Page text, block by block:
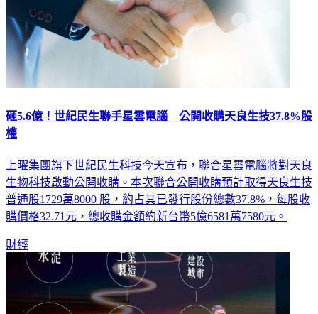
砸5.6億！世紀民生聯手星雲電腦 公開收購天良生技37.8%股
權
上曜集團旗下世紀民生科技今天宣布，聯合星雲電腦將對天良
生物科技啟動公開收購。本次聯合公開收購預計取得天良生技
普通股1729萬8000 股，約占其已發行股份總數37.8%，每股收
購價格32.71元，總收購金額約新台幣5億6581萬7580元。
財經